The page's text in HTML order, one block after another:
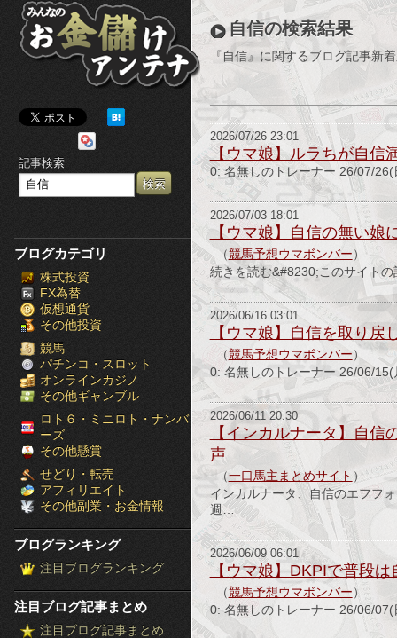
み
ん
な
の
お
金
儲
け
ア
ン
テ
ナ
［ブ
ロ
グ
ラ
ン
キ
ン
記事検索
ブログカテゴリ
株式投資
FX為替
仮想通貨
その他投資
競馬
パチンコ・スロット
オンラインカジノ
その他ギャンブル
ロト６・ミニロト・ナンバ
ーズ
その他懸賞
せどり・転売
アフィリエイト
その他副業・お金情報
ブログランキング
注目ブログランキング
注目ブログ記事まとめ
注目ブログ記事まとめ
自信の検索結果
『自信』に関するブログ記事新
2026/07/26 23:01
【ウマ娘】ルラちが自信
0: 名無しのトレーナー 26/07/
2026/07/03 18:01
【ウマ娘】自信の無い娘
（競馬予想ウマボンバー）
続きを読む&#8230;このサイトの
2026/06/16 03:01
【ウマ娘】自信を取り
（競馬予想ウマボンバー）
0: 名無しのトレーナー 26/06/
2026/06/11 20:30
【インカルナータ】自
声
（一口馬主まとめサイト ）
インカルナータ、自信のエフフ
週…
2026/06/09 06:01
【ウマ娘】DKPIで普段
（競馬予想ウマボンバー）
0: 名無しのトレーナー 26/06/